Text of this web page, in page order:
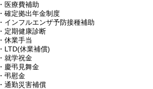
・医療費補助
・確定拠出年金制度
・インフルエンザ予防接種補助
・定期健康診断
・休業手当
・LTD(休業補償)
・就学祝金
・慶弔見舞金
・弔慰金
・通勤災害補償